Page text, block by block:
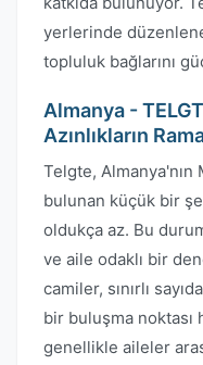
yerlerinde
topluluk bağlarını
Almanya -
Azınlıkların
Telgte,
bulunan küçük bir
oldukça az. Bu
ve aile odaklı bir
camiler, sınırlı
bir buluşma noktası
genellikle aileler